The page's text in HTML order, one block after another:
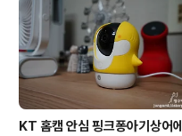
이 미제공!!
KT 홈캠 안심 핑크퐁아기상어에